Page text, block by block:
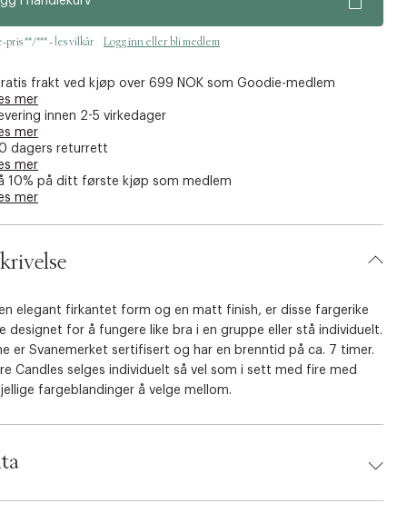
pris **/*** - les vilkår Logg inn eller bli medlem
frakt ved kjøp over 699 NOK som Goodie-medlem
mer
innen 2-5 virkedager
mer
dagers returrett
mer
10% på ditt første kjøp som medlem
mer
elegant firkantet form og en matt finish, er disse fargerike
designet for å fungere like bra i en gruppe eller stå individuelt.
er Svanemerket sertifisert og har en brenntid på ca. 7 timer.
Candles selges individuelt så vel som i sett med fire med
fargeblandinger å velge mellom.